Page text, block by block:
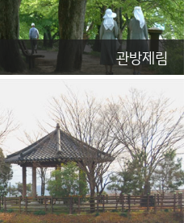
관방제림